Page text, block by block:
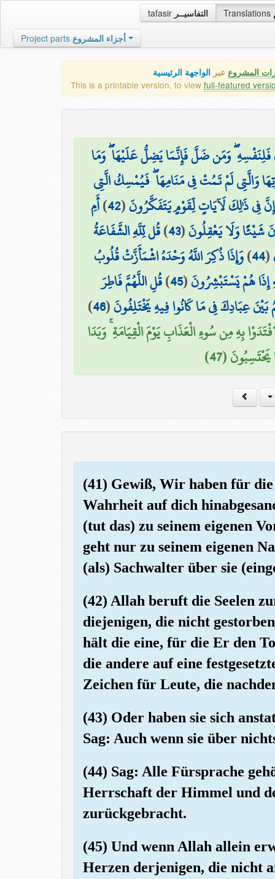
tafasir التفاسيــر Translations
Project parts أجزاء المشروع
المشروع عبر الواجهة الرئيسية
This is a printable version, to view full-featured
فَلِنَفْسِهِ ۖ وَمَن ضَلَّ فَإِنَّمَا يَضِلُّ عَلَيْهَا ۖ وَمَا
وَالَّتِي لَمْ تَمُتْ فِي مَنَامِهَا ۖ فَيُمْسِكُ الَّتِي
فِي ذَٰلِكَ لَآيَاتٍ لِّقَوْمٍ يَتَفَكَّرُونَ(
42
)أَمِ
شَيْئًا وَلَا يَعْقِلُونَ(
43
)قُل لِّلَّهِ الشَّفَاعَةُ
(
44
)وَإِذَا ذُكِرَ اللَّهُ وَحْدَهُ اشْمَأَزَّتْ قُلُوبُ
إِذَا هُمْ يَسْتَبْشِرُونَ(
45
)قُلِ اللَّهُمَّ فَاطِرَ
عِبَادِكَ فِي مَا كَانُوا فِيهِ يَخْتَلِفُونَ(
46
)
بِهِ مِن سُوءِ الْعَذَابِ يَوْمَ الْقِيَامَةِ ۚ وَبَدَا
(47)
(41) Gewiß, Wir haben für
Wahrheit auf dich
(tut das) zu seinem eigenen
geht nur zu seinem eigenen
(als) Sachwalter über sie
(42) Allah beruft die Seelen
diejenigen, die nicht
hält die eine, für die Er den
die andere auf eine
Zeichen für Leute, die
(43) Oder haben sie sich
Sag: Auch wenn sie über
(44) Sag: Alle Fürsprache
Herrschaft der Himmel und
zurückgebracht.
(45) Und wenn Allah allein
Herzen derjenigen, die nicht